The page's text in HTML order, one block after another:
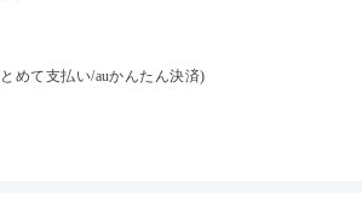
めて支払い/auかんたん決済)